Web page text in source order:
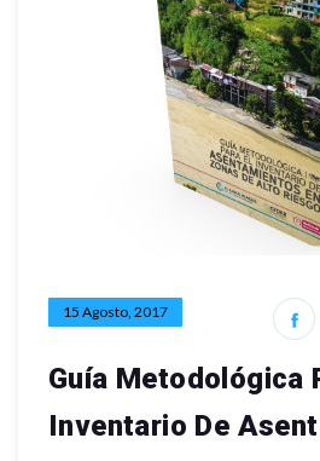
15 Agosto, 2017
Guía Metodológica
Inventario De